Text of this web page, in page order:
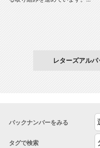
レターズアル
バックナンバーをみる
タグで検索